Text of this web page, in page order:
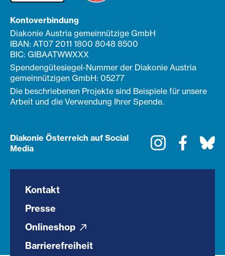
Kontoverbindung
Diakonie Austria gemeinnützige GmbH
IBAN: AT07 2011 1800 8048 8500
BIC: GIBAATWWXXX
Spendengütesiegel-Nummer der Diakonie Austria
gemeinnützigen GmbH: 05277
Die beschriebenen Projekte sind Beispiele für unsere
Arbeit und die Verwendung Ihrer Spende.
Diakonie Österreich auf Social
Media
Instagram
Kontakt
Presse
Onlineshop
Barrierefreiheit